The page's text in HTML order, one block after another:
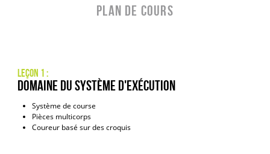
PLAN DE COURS
Leçon 1 :
Domaine du système d'exécution
Système de course
Pièces multicorps
Coureur basé sur des croquis